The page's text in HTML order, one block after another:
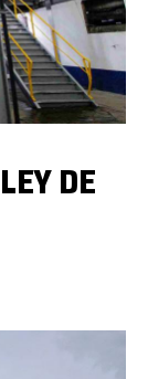
DE